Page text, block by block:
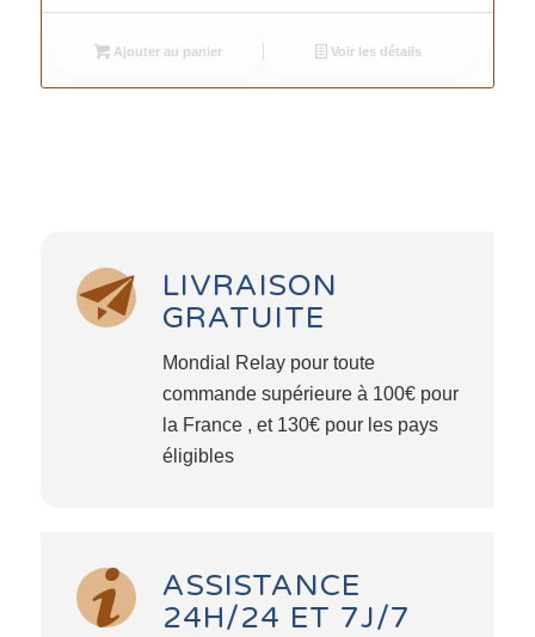
Ajouter au panier Voir les détails
LIVRAISON
GRATUITE
Mondial Relay pour toute
commande supérieure à 100€ pour
la France , et 130€ pour les pays
éligibles
ASSISTANCE
24H/24 ET 7J/7